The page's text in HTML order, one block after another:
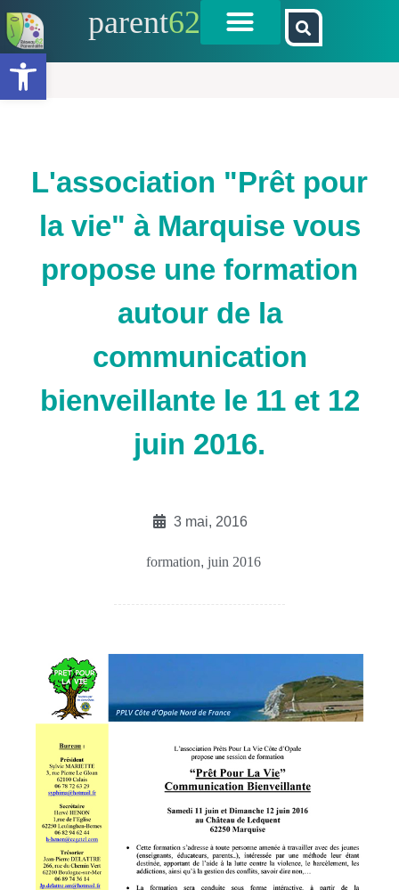
Ouvrir la barre d’outils
parent62
L'association "Prêt pour
la vie" à Marquise vous
propose une formation
autour de la
communication
bienveillante le 11 et 12
juin 2016.
3 mai, 2016
formation, juin 2016